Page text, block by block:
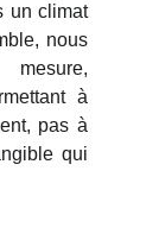
un climat
nous
à
pas à
qui